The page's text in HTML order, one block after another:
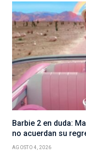
Barbie 2 en duda:
no acuerdan su
AGOSTO 4, 2026